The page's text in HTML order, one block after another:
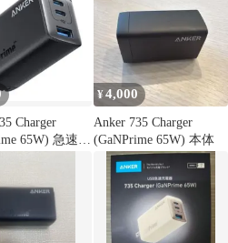
Charger
65W) 急速充
¥4,000
Anker 735 Charger
(GaNPrime 65W) 本体